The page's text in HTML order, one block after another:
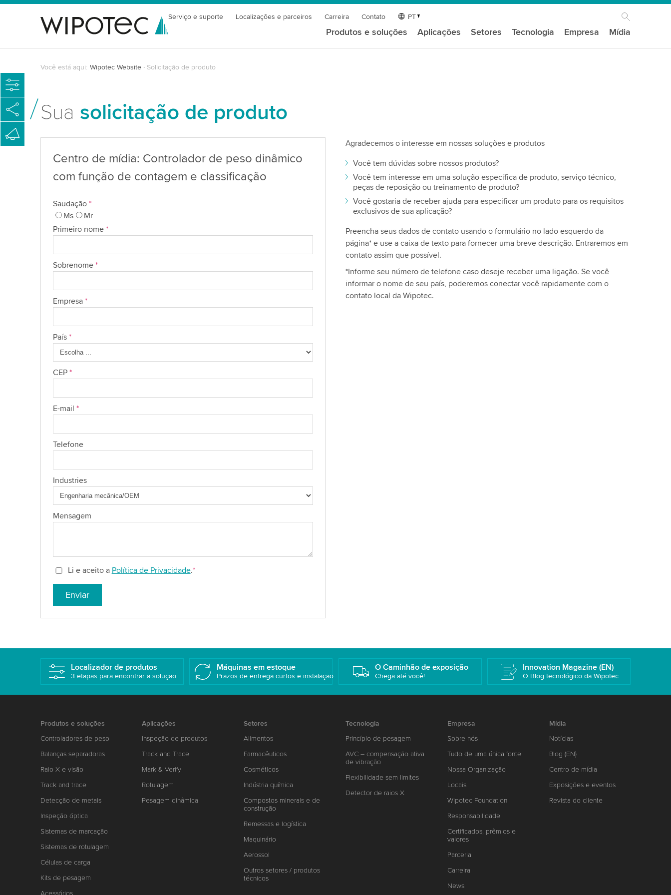
Serviço e suporte Localizações e parceiros Carreira Contato PT
Produtos e soluções Aplicações Setores Tecnologia Empresa Mídia
Você está aqui: Wipotec Website Solicitação de produto
Sua solicitação de produto
Centro de mídia: Controlador de peso dinâmico
com função de contagem e classificação
Saudação *
Ms
Mr
Primeiro nome *
Sobrenome *
Empresa *
País *
CEP *
E-mail *
Telefone
Industries
Mensagem
Li e aceito a Política de Privacidade.*
Enviar
Agradecemos o interesse em nossas soluções e produtos
Você tem dúvidas sobre nossos produtos?
Você tem interesse em uma solução específica de produto, serviço técnico,
peças de reposição ou treinamento de produto?
Você gostaria de receber ajuda para especificar um produto para os requisitos
exclusivos de sua aplicação?
Preencha seus dados de contato usando o formulário no lado esquerdo da
página* e use a caixa de texto para fornecer uma breve descrição. Entraremos em
contato assim que possível.
*Informe seu número de telefone caso deseje receber uma ligação. Se você
informar o nome de seu país, poderemos conectar você rapidamente com o
contato local da Wipotec.
Localizador de produtos
3 etapas para encontrar a solução
Máquinas em estoque
Prazos de entrega curtos e instalação
O Caminhão de exposição
Chega até você!
Innovation Magazine (EN)
O Blog tecnológico da Wipotec
Produtos e soluções
Controladores de peso
Balanças separadoras
Raio X e visão
Track and trace
Detecção de metais
Inspeção óptica
Sistemas de marcação
Sistemas de rotulagem
Células de carga
Kits de pesagem
Acessórios
Aplicações
Inspeção de produtos
Track and Trace
Mark & Verify
Rotulagem
Pesagem dinâmica
Setores
Alimentos
Farmacêuticos
Cosméticos
Indústria química
Compostos minerais e de
construção
Remessas e logística
Maquinário
Aerossol
Outros setores / produtos
técnicos
Tecnologia
Princípio de pesagem
AVC – compensação ativa
de vibração
Flexibilidade sem limites
Detector de raios X
Empresa
Sobre nós
Tudo de uma única fonte
Nossa Organização
Locais
Wipotec Foundation
Responsabilidade
Certificados, prêmios e
valores
Parceria
Carreira
News
Mídia
Notícias
Blog (EN)
Centro de mídia
Exposições e eventos
Revista do cliente